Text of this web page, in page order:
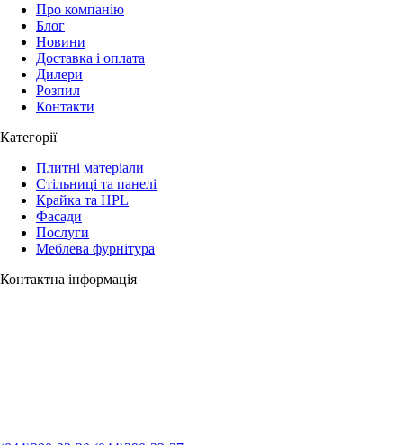
Про компанію
Блог
Новини
Доставка і оплата
Дилери
Розпил
Контакти
Категорії
Плитні матеріали
Стільниці та панелі
Крайка та HPL
Фасади
Послуги
Меблева фурнітура
Контактна інформація